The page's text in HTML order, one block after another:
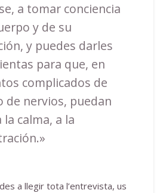
a tomar conciencia
y de su
y puedes darles
para que, en
complicados de
de nervios, puedan
la calma, a la
a llegir tota l’entrevista, us